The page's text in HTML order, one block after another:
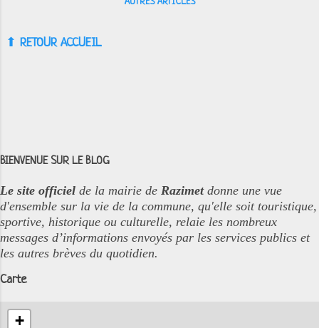
⬆︎ RETOUR ACCUEIL
BIENVENUE SUR LE BLOG
Le site officiel de la mairie de Razimetdonne une vue
d'ensemble sur la vie de la commune, qu'elle soit touristique,
sportive, historique ou culturelle, relaie les nombreux
messages d’informations envoyés par les services publics et
les autres brèves du quotidien.
Carte
+